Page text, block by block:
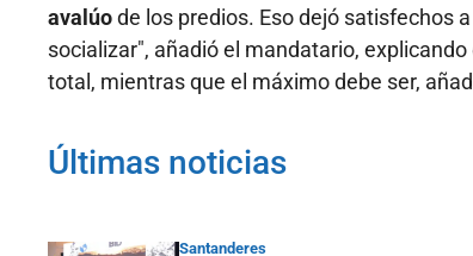
avalúode los predios. Eso dejó satisfechos
socializar", añadió el mandatario,
total, mientras que el máximo debe ser,
Últimas noticias
Santanderes